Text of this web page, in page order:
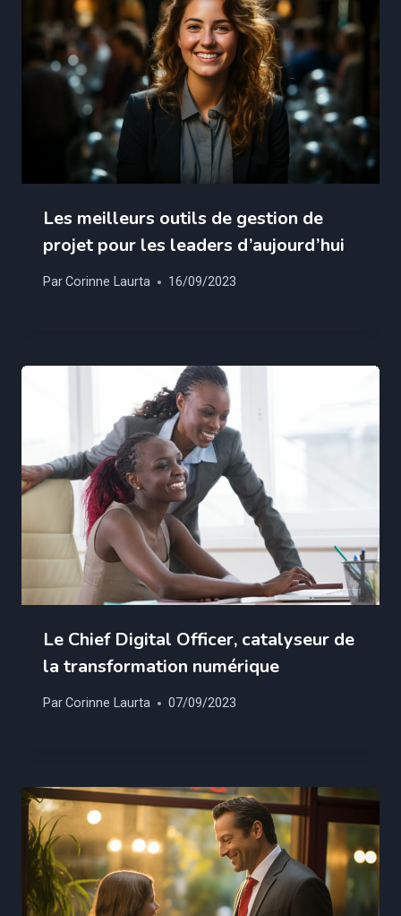
Les meilleurs outils de gestion de
projet pour les leaders d’aujourd’hui
ParCorinne Laurta 16/09/2023
Le Chief Digital Officer, catalyseur de
la transformation numérique
ParCorinne Laurta 07/09/2023